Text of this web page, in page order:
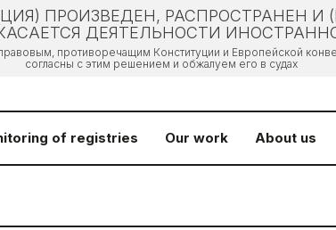
ПРОИЗВЕДЕН, РАСПРОСТРАНЕН
ДЕЯТЕЛЬНОСТИ
противоречащим Конституции и Европейской
согласны с этим решением и обжалуем его в судах
of registries Our work About us